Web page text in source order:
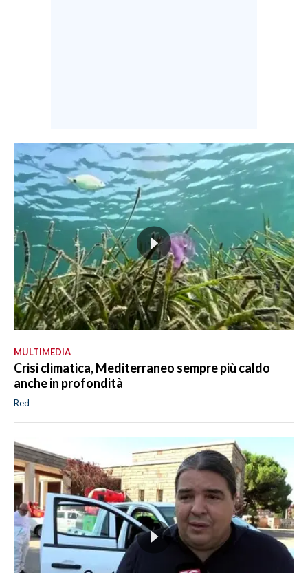
MULTIMEDIA
Crisi climatica, Mediterraneo sempre più caldo
anche in profondità
Red